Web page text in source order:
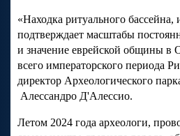
«Находка ритуального бассейна,
подтверждает масштабы
и значение еврейской общины в
всего императорского периода
директор Археологического
Алессандро Д'Алессио.
Летом 2024 года археологи,